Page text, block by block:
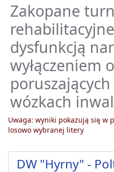
Zakopane
dysfunkcją
wyłączeniem
wózkach
Uwaga: wyniki pokazują się w
losowo wybranej litery
DW "Hyrny" -